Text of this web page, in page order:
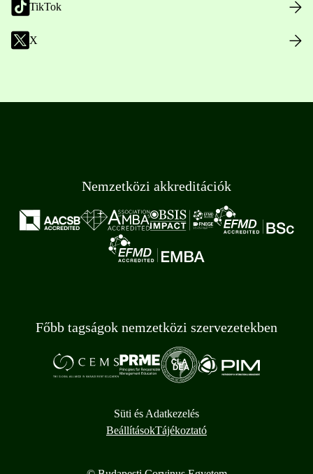
TikTok
X
Nemzetközi akkreditációk
Főbb tagságok nemzetközi szervezetekben
Süti és Adatkezelés
BeállításokTájékoztató